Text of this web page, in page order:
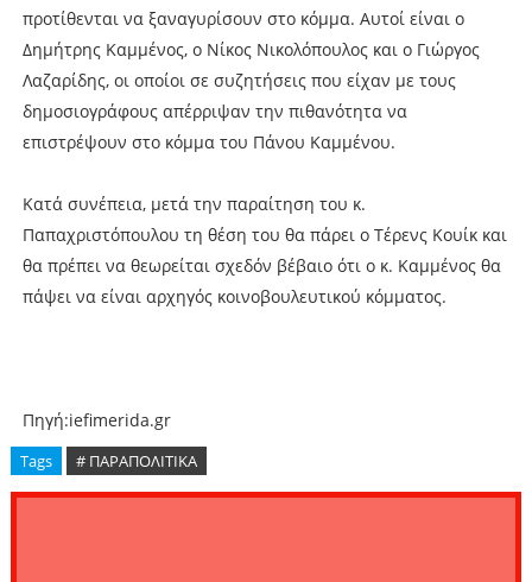
προτίθενται να ξαναγυρίσουν στο κόμμα. Αυτοί είναι ο
Δημήτρης Καμμένος, ο Νίκος Νικολόπουλος και ο Γιώργος
Λαζαρίδης, οι οποίοι σε συζητήσεις που είχαν με τους
δημοσιογράφους απέρριψαν την πιθανότητα να
επιστρέψουν στο κόμμα του Πάνου Καμμένου.
Κατά συνέπεια, μετά την παραίτηση του κ.
Παπαχριστόπουλου τη θέση του θα πάρει ο Τέρενς Κουίκ και
θα πρέπει να θεωρείται σχεδόν βέβαιο ότι ο κ. Καμμένος θα
πάψει να είναι αρχηγός κοινοβουλευτικού κόμματος.
Πηγή:iefimerida.gr
Tags # ΠΑΡΑΠΟΛΙΤΙΚΑ